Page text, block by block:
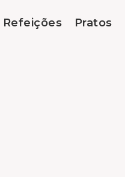
Refeições Pratos